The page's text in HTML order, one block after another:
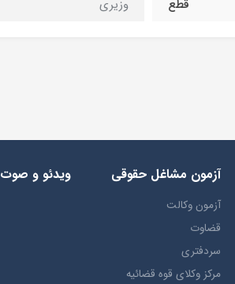
قطع وزیری
آزمون مشاغل حقوقی
آزمون وکالت
قضاوت
سردفتری
مرکز وکلای قوه قضائیه
ویدئو و صوت